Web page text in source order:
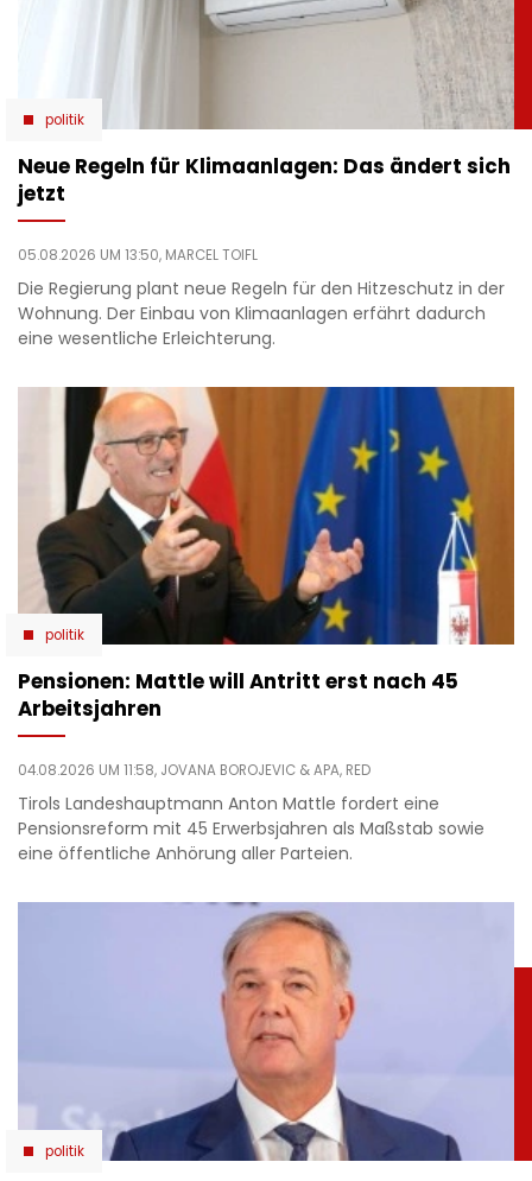
politik
Neue Regeln für Klimaanlagen: Das ändert sich
jetzt
05.08.2026 UM 13:50, MARCEL TOIFL
Die Regierung plant neue Regeln für den Hitzeschutz in der
Wohnung. Der Einbau von Klimaanlagen erfährt dadurch
eine wesentliche Erleichterung.
politik
Pensionen: Mattle will Antritt erst nach 45
Arbeitsjahren
04.08.2026 UM 11:58, JOVANA BOROJEVIC & APA, RED
Tirols Landeshauptmann Anton Mattle fordert eine
Pensionsreform mit 45 Erwerbsjahren als Maßstab sowie
eine öffentliche Anhörung aller Parteien.
politik